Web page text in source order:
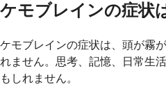
ケモブレインの症状
ケモブレインの症状は、頭が霧
れません。思考、記憶、日常生
もしれません。